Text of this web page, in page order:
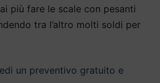
più fare le scale con pesanti
tra l’altro molti soldi per
un preventivo gratuito e